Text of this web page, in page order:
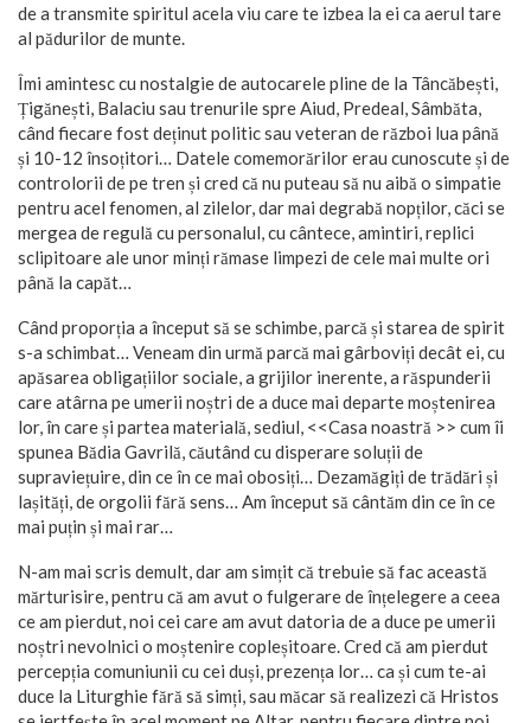
de a transmite spiritul acela viu care te izbea la ei ca aerul tare
al pădurilor de munte.
Îmi amintesc cu nostalgie de autocarele pline de la Tâncăbești,
Țigănești, Balaciu sau trenurile spre Aiud, Predeal, Sâmbăta,
când fiecare fost deținut politic sau veteran de război lua până
și 10-12 însoțitori… Datele comemorărilor erau cunoscute și de
controlorii de pe tren și cred că nu puteau să nu aibă o simpatie
pentru acel fenomen, al zilelor, dar mai degrabă nopților, căci se
mergea de regulă cu personalul, cu cântece, amintiri, replici
sclipitoare ale unor minți rămase limpezi de cele mai multe ori
până la capăt…
Când proporția a început să se schimbe, parcă și starea de spirit
s-a schimbat… Veneam din urmă parcă mai gârboviți decât ei, cu
apăsarea obligațiilor sociale, a grijilor inerente, a răspunderii
care atârna pe umerii noștri de a duce mai departe moștenirea
lor, în care și partea materială, sediul, <<Casa noastră >> cum îi
spunea Bădia Gavrilă, căutând cu disperare soluții de
supraviețuire, din ce în ce mai obosiți… Dezamăgiți de trădări și
lașități, de orgolii fără sens… Am început să cântăm din ce în ce
mai puțin și mai rar…
N-am mai scris demult, dar am simțit că trebuie să fac această
mărturisire, pentru că am avut o fulgerare de înțelegere a ceea
ce am pierdut, noi cei care am avut datoria de a duce pe umerii
noștri nevolnici o moștenire copleșitoare. Cred că am pierdut
percepția comuniunii cu cei duși, prezența lor… ca și cum te-ai
duce la Liturghie fără să simți, sau măcar să realizezi că Hristos